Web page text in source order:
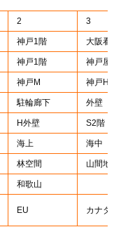
2 3
神戸1階 大阪看
神戸1階 神戸屋
神戸M 神戸H
駐輪廊下 外壁
H外壁 S2階
海上 海中
林空間 山間地
和歌山
EU カナダ